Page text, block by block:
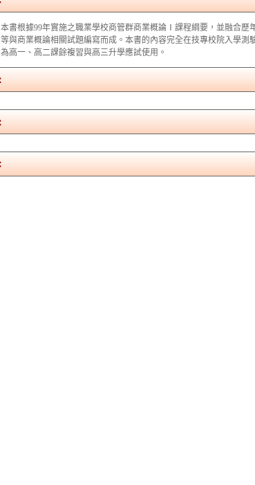
本書根據99年實施之職業學校商管群商業概論Ⅰ課程綱要，並融合歷
等與商業概論相關試題編寫而成。本書的內容完全在技專校院入學測
為高一、高二課餘複習與高三升學應試使用。